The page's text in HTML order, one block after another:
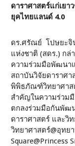
ดาราศาสตร์แก่เยา
ยุคไทยแลนด์ 4.0
ดร.ศรัณย์ โปษยะจิ
แห่งชาติ (สดร.) กล่
ความร่วมมือพัฒนาแ
สถาบันวิจัยดาราศ
พิพิธภัณฑ์วิทยาศาส
สำคัญในความร่วม
ตกลงร่วมมือกันพัฒ
ดาราศาสตร์ และวิ
วิทยาศาสตร์@อุทย
Square@Princess